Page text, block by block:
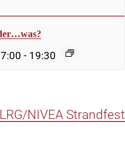
- 19:30
NIVEA Strandfest